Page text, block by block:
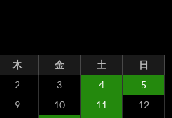
木 金 土
日
2 3 4
5
9 10 11
12